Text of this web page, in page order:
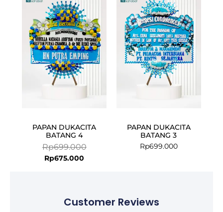
PAPAN DUKACITA
BATANG 4
Rp699.000
was:
Rp699.000.
Rp675.000
price
is:
Rp675.000.
PAPAN DUKACITA
BATANG 3
Rp699.000
Customer Reviews